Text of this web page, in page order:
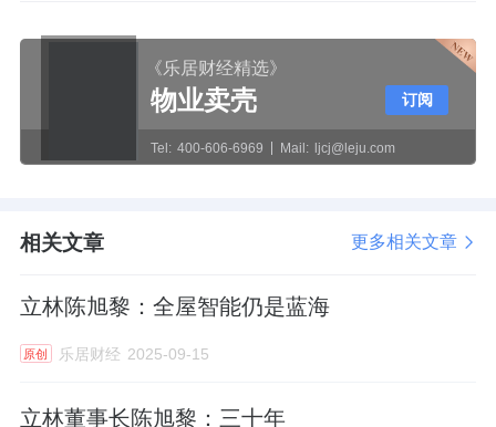
《乐居财经精选》
物业卖壳
Tel: 400-606-6969 Mail: ljcj@leju.com
订阅
相关文章 更多相关文章
立林陈旭黎：全屋智能仍是蓝海
原创 乐居财经 2025-09-15
立林董事长陈旭黎：三十年